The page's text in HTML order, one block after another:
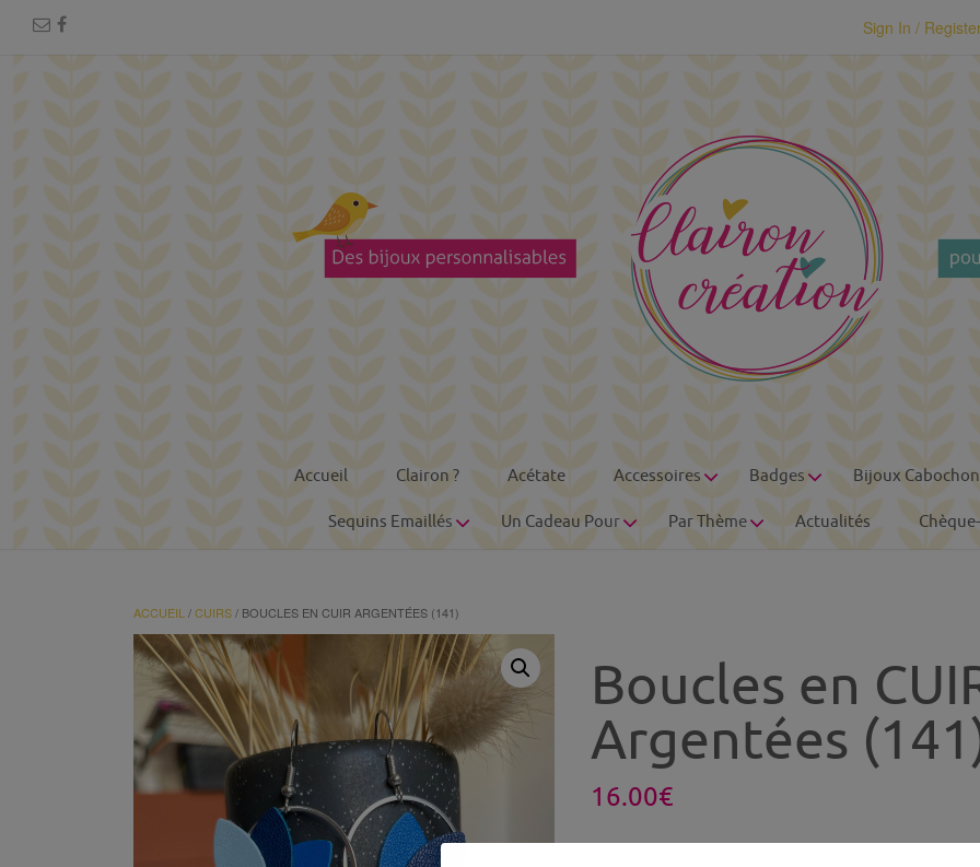
Sign In /
Accueil Clairon ? Acétate Accessoires Badges Bijoux
Sequins Emaillés Un Cadeau Pour Par Thème Actualités
ACCUEIL /CUIRS/ BOUCLES EN CUIR ARGENTÉES (141)
Boucles en
Argentées
16.00€